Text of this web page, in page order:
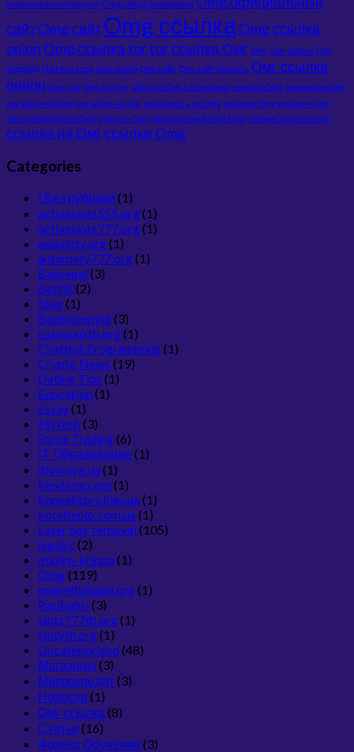
моментальные покупки Omg обход блокировки
сайтOmg сайтOmg ссылкаOmg ссылка
onion Omg ссылка tortor ссылка Омг Омг Омг айфон Омг
андройд Омг без тора Омг онион Омг сайт Омг сайт открыть Омг ссылка
онион Омг тор Омг форум зайти на Омг с телефона зеркала Omg зеркало на Омг
как зайти на Omg как зайти на Омг как попасть на Omg магазин Omg магазин Омг
обход блокировок Омг открыть Омг официальный сайт Омг свежие зеркала Omg
ссылка на Омгссылки Omg
Categories
! Без рубрики (1)
activeslots555.org(1)
activeslots777.org(1)
asiasloty.org(1)
automaty777.org(1)
Bahsegel (3)
Bettilt(2)
blog(1)
Bookkeeping(3)
casinoluxth.org(1)
Chatbot Programming(1)
Crypto News (19)
Dating Tips (1)
Education (1)
Essay(1)
FinTech (3)
Forex Trading(6)
IT Образование (1)
itlviv.org.ua (1)
kievtime.com (1)
konvektors.kiev.ua (1)
kotelteplo.com.ua (1)
Laser hair removal (105)
legalrc (2)
maxim-krippa (1)
Omg(119)
onlinethailand.org(1)
Paribahis (3)
slots777th.org(1)
slotyth.org(1)
Uncategorized (48)
Магазины (3)
Микрокредит(3)
Новости (1)
Омг ссылка (8)
Статьи (16)
Форекс Обучение (3)